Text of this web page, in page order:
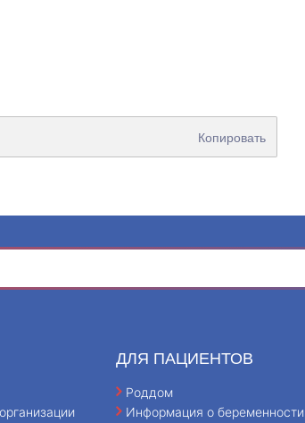
Копировать
ДЛЯ ПАЦИЕНТОВ
Роддом
Информация о беременности